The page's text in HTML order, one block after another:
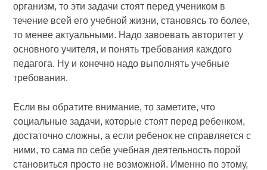
организм, то эти задачи стоят перед учеником в
течение всей его учебной жизни, становясь то более,
то менее актуальными. Надо завоевать авторитет у
основного учителя, и понять требования каждого
педагога. Ну и конечно надо выполнять учебные
требования.
Если вы обратите внимание, то заметите, что
социальные задачи, которые стоят перед ребенком,
достаточно сложны, а если ребенок не справляется с
ними, то сама по себе учебная деятельность порой
становиться просто не возможной. Именно по этому,